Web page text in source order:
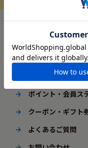
ご利用ガイド
はじめてご利用の
配送・送料
ギフト包装
ポイント・会員ス
クーポン・ギフト
よくあるご質問